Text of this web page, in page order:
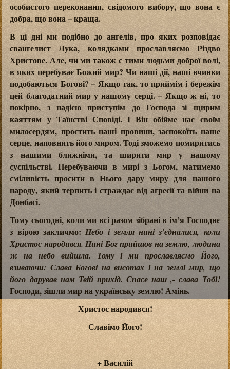
особистого переконання, свідомого вибору, що вона є
добра, що вона – краща.
В ці дні ми подібно до ангелів, про яких розповідає
євангелист Лука, колядками прославляємо Різдво
Христове. Але, чи ми також є тими людьми доброї волі,
в яких перебуває Божий мир? Чи наші дії, наші вчинки
подобаються Богові? – Якщо так, то приймім і бережім
цей благодатний мир у нашому серці. – Якщо ж ні, то
покірно, з надією приступім до Господа зі щирим
каяттям у Таїнстві Сповіді. І Він обійме нас своїм
милосердям, простить наші провини, заспокоїть наше
серце, наповнить його миром. Тоді зможемо помиритись
з нашими ближніми, та ширити мир у нашому
суспільстві. Перебуваючи в мирі з Богом, матимемо
сміливість просити в Нього дару миру для нашого
народу, який терпить і страждає від агресії та війни на
Донбасі.
Тому сьогодні, коли ми всі разом зібрані в ім’я Господнє
з вірою закличмо: Небо і земля нині з’єдналися, коли
Христос народився. Нині Бог прийшов на землю, людина
ж на небо вийшла. Тому і ми прославляємо Його,
взиваючи: Слава Богові на висотах і на землі мир, що
його дарував нам Твій прихід. Спасе наш ,- слава Тобі!
Господи, зішли мир на українську землю! Амінь.
Христос народився!
Славімо Його!
+Василій